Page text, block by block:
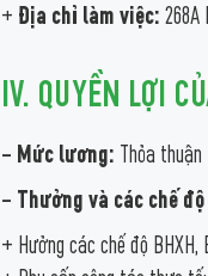
+ Địa chỉ làm việc: 268A
IV. QUYỀN LỢI
– Mức lương: Thỏa
– Thưởng và các chế
+ Hưởng các chế độ BHXH,